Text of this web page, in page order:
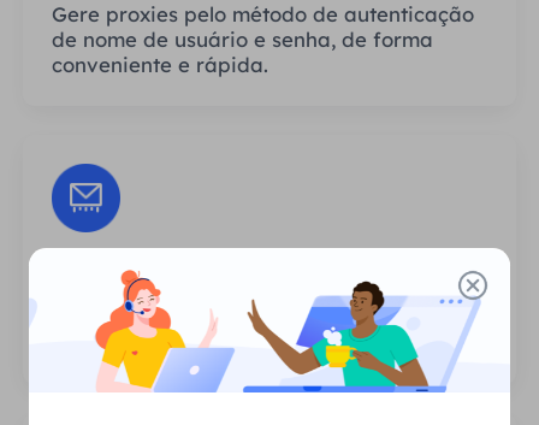
Gere proxies pelo método de autenticação
de nome de usuário e senha, de forma
conveniente e rápida.
Sessões Ilimitadas
Não há limite para o número de usos ou
frequências de invocação dos proxies.